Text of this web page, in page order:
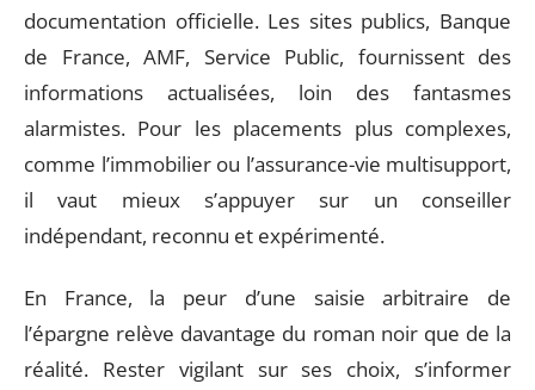
documentation officielle. Les sites publics, Banque
de France, AMF, Service Public, fournissent des
informations actualisées, loin des fantasmes
alarmistes. Pour les placements plus complexes,
comme l’immobilier ou l’assurance-vie multisupport,
il vaut mieux s’appuyer sur un conseiller
indépendant, reconnu et expérimenté.
En France, la peur d’une saisie arbitraire de
l’épargne relève davantage du roman noir que de la
réalité. Rester vigilant sur ses choix, s’informer